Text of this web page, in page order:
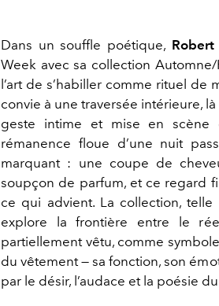
Dans un souffle poétique, Robert
Week avec sa collection
l’art de s’habiller comme rituel de
convie à une traversée intérieure,
geste intime et mise en scène
rémanence floue d’une nuit
marquant : une coupe de
soupçon de parfum, et ce regard
ce qui advient. La collection,
explore la frontière entre le
partiellement vêtu, comme
du vêtement — sa fonction, son
par le désir, l’audace et la poésie